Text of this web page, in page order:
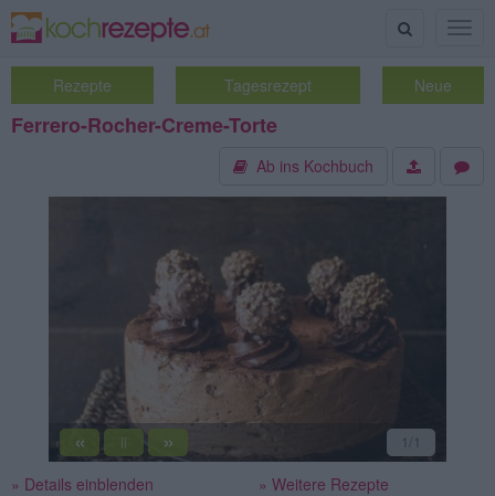
Suche
Rezepte Tagesrezept Neue
Ferrero-Rocher-Creme-Torte
Ab ins Kochbuch
« || » 1 /1
» Details einblenden » Weitere Rezepte